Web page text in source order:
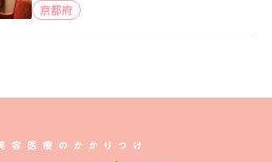
京都府